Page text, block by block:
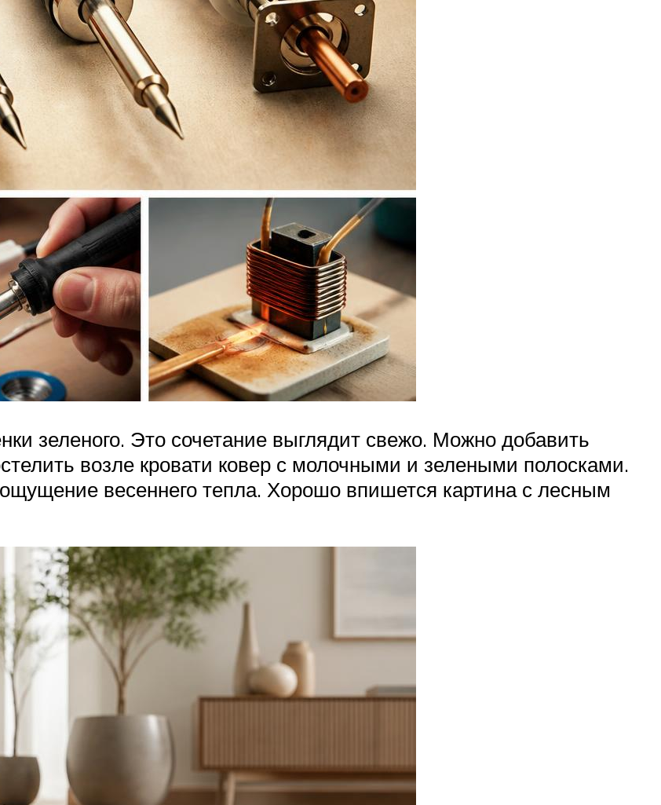
зеленого. Это сочетание выглядит свежо. Можно добавить
возле кровати ковер с молочными и зелеными полосками.
весеннего тепла. Хорошо впишется картина с лесным